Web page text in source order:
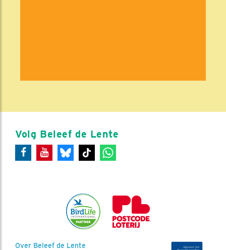
Volg Beleef de Lente
Over Beleef de Lente